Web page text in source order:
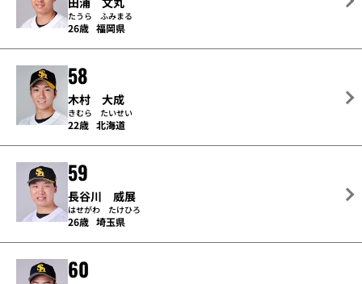
たうら ふみまる
26歳 福岡県
58
木村 大成
きむら たいせい
22歳 北海道
59
長谷川 威展
はせがわ たけひろ
26歳 埼玉県
60